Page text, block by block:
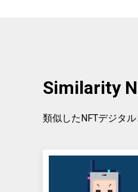
Similarity
類似したNFTデジタ